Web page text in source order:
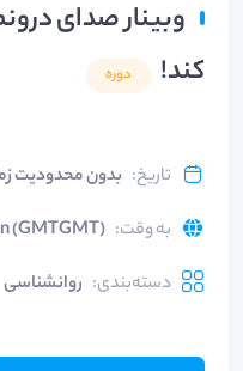
وبینار صدای
کند!
دوره
تاریخ: بدون محدودیت
به وقت:
(GMTGMT)
دسته‌بندی: روانشناسی